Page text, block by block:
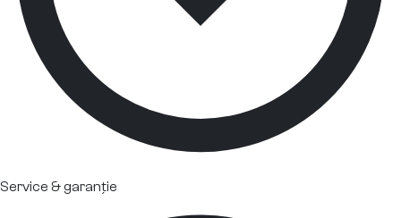
Service & garanție